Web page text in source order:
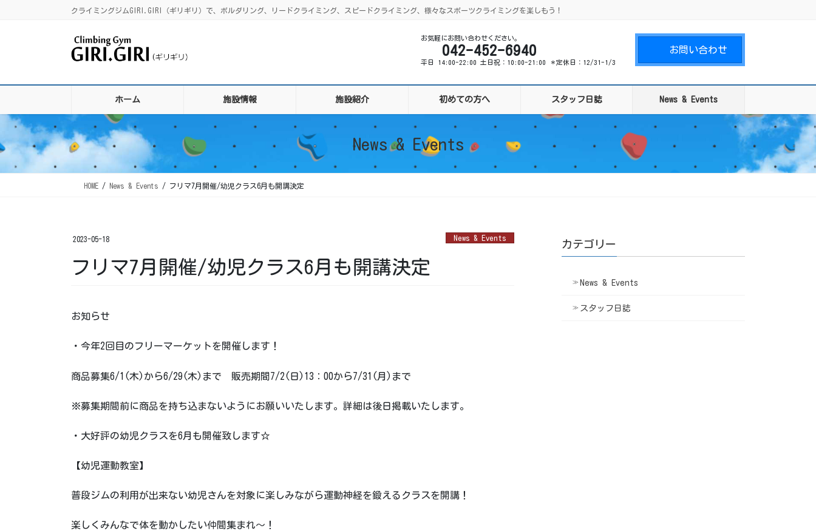
クライミングジムGIRI.GIRI（ギリギリ）で、ボルダリング、リードクライミング、スピードクライミング、様々なスポーツクライミングを楽しもう！
お気軽にお問い合わせください。
042-452-6940
平日 14:00-22:00 土日祝：10:00-21:00 ＊定休日：12/31-1/3
お問い合わせ
ホーム 施設情報 施設紹介 初めての方へ スタッフ日誌 News & Events
News & Events
HOME News & Events フリマ7月開催/幼児クラス6月も開講決定
2023-05-18 News & Events
フリマ7月開催/幼児クラス6月も開講決定
お知らせ
・今年2回目のフリーマーケットを開催します！
商品募集6/1(木)から6/29(木)まで 販売期間7/2(日)13：00から7/31(月)まで
※募集期間前に商品を持ち込まないようにお願いいたします。詳細は後日掲載いたします。
・大好評の幼児クラスを6月も開催致します☆
【幼児運動教室】
普段ジムの利用が出来ない幼児さんを対象に楽しみながら運動神経を鍛えるクラスを開講！
楽しくみんなで体を動かしたい仲間集まれ～！
カテゴリー
News & Events
スタッフ日誌